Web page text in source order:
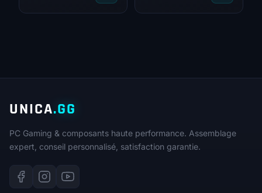
prix
prix
UNICA.GG
PC Gaming & composants haute performance. Assemblage
expert, conseil personnalisé, satisfaction garantie.